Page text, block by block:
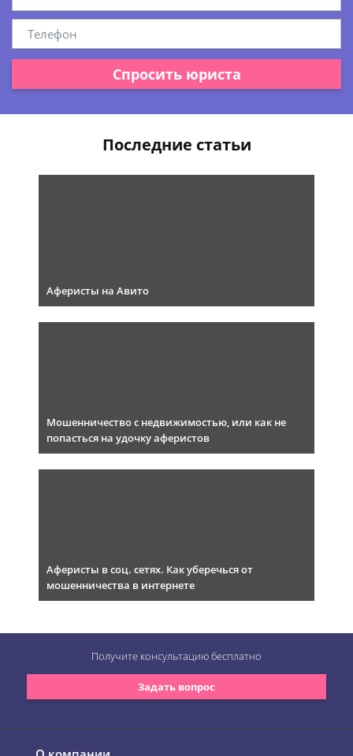
Спросить юриста
Последние статьи
Аферисты на Авито
Мошенничество с недвижимостью, или как не
попасться на удочку аферистов
Аферисты в соц. сетях. Как уберечься от
мошенничества в интернете
Задать вопрос
Получите консультациюбесплатно